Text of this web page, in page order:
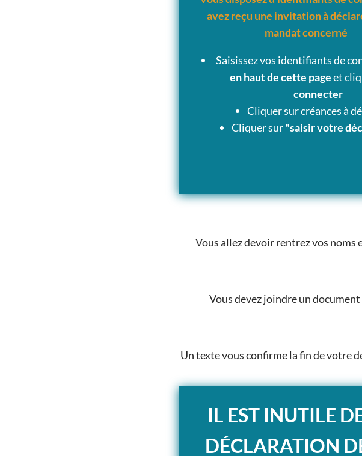
avez reçu une invitation à
mandat concerné
Saisissez vos identifiants de
en haut de cette pageet
connecter
Cliquer sur créances à
Cliquer sur"saisir votre
Vous allez devoir rentrez vos noms
Vous devez joindre un
Un texte vous confirme la fin de votre
IL EST INUTILE
DÉCLARATION